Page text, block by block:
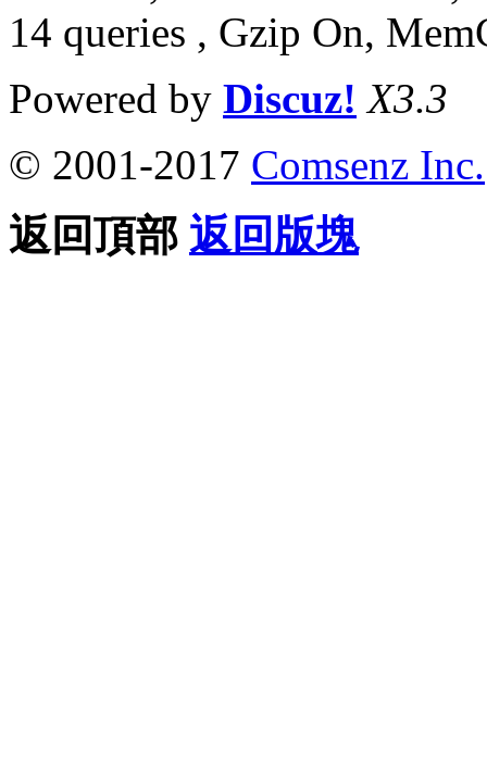
14 queries , Gzip On,
Powered by Discuz! X3.3
© 2001-2017 Comsenz Inc.
返回頂部 返回版塊